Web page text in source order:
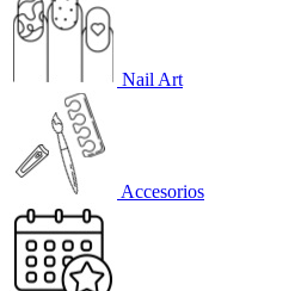
Nail Art
Accesorios